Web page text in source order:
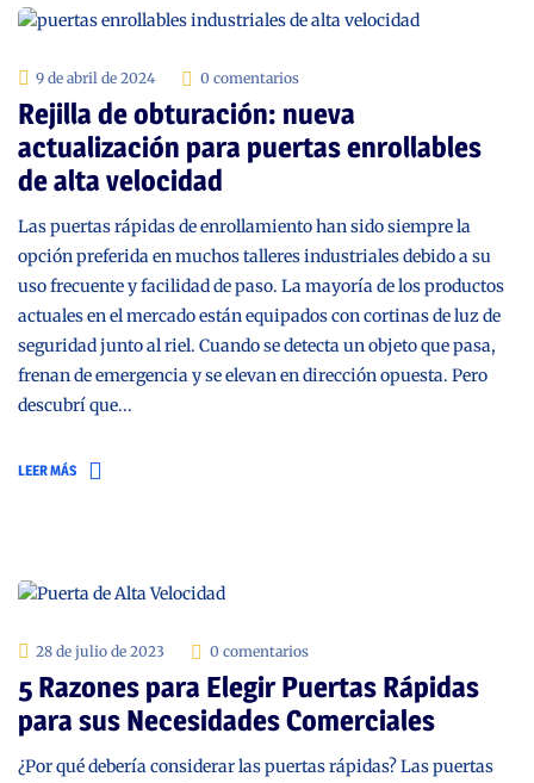
9 de abril de 2024 0 comentarios
Rejilla de obturación: nueva
actualización para puertas enrollables
de alta velocidad
Las puertas rápidas de enrollamiento han sido siempre la
opción preferida en muchos talleres industriales debido a su
uso frecuente y facilidad de paso. La mayoría de los productos
actuales en el mercado están equipados con cortinas de luz de
seguridad junto al riel. Cuando se detecta un objeto que pasa,
frenan de emergencia y se elevan en dirección opuesta. Pero
descubrí que...
LEER MÁS
28 de julio de 2023 0 comentarios
5 Razones para Elegir Puertas Rápidas
para sus Necesidades Comerciales
¿Por qué debería considerar las puertas rápidas? Las puertas